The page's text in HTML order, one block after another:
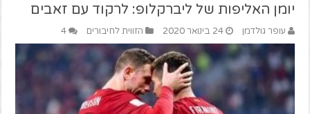
יומן האליפות של ליברקלופ: לרקוד עם זאבים
עופר גולדמן 24 בינואר 2020 הזווית לחיבורים 4